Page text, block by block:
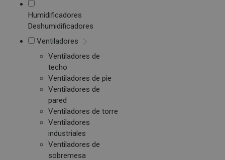
Humidificadores
Deshumidificadores
Ventiladores
Ventiladores de
techo
Ventiladores de pie
Ventiladores de
pared
Ventiladores de torre
Ventiladores
industriales
Ventiladores de
sobremesa